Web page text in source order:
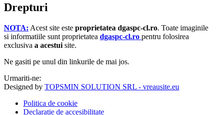
Drepturi
NOTA: Acest site este proprietatea dgaspc-cl.ro. Toate imaginile
si informatiile sunt proprietatea dgaspc-cl.ro pentru folosirea
exclusiva a acestui site.
Ne gasiti pe unul din linkurile de mai jos.
Urmariti-ne:
Designed by TOPSMIN SOLUTION SRL - vreausite.eu
Politica de cookie
Declaratie de accesibilitate